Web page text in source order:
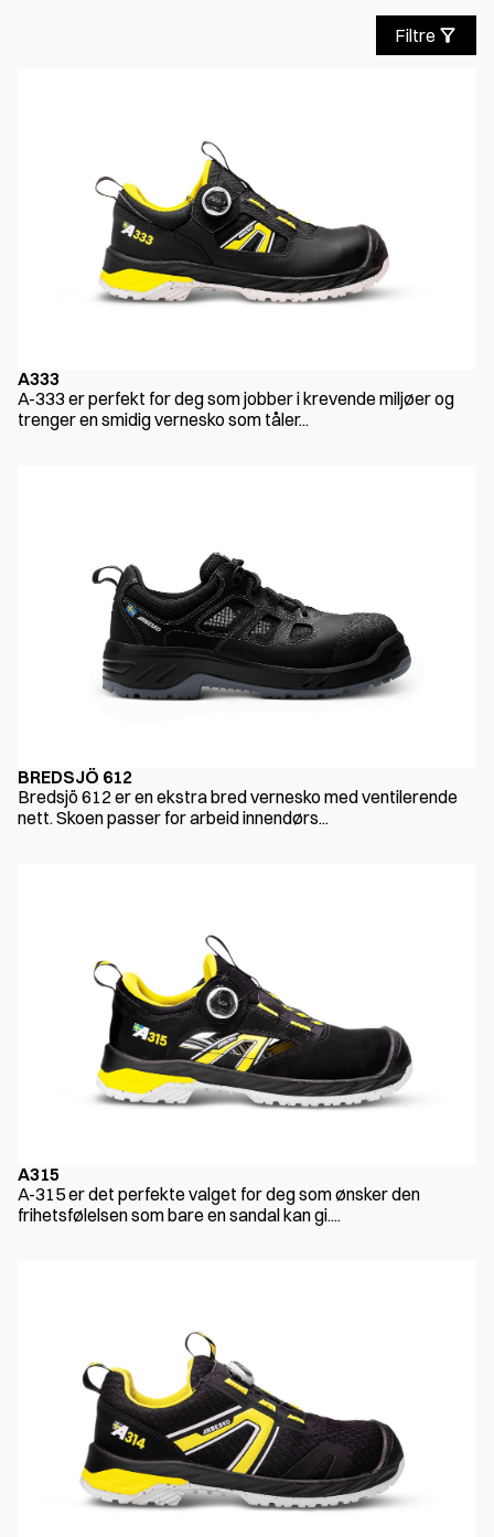
Filtre
A333
A-333 er perfekt for deg som jobber i krevende miljøer og
trenger en smidig vernesko som tåler...
BREDSJÖ 612
Bredsjö 612 er en ekstra bred vernesko med ventilerende
nett. Skoen passer for arbeid innendørs...
A315
A-315 er det perfekte valget for deg som ønsker den
frihetsfølelsen som bare en sandal kan gi....